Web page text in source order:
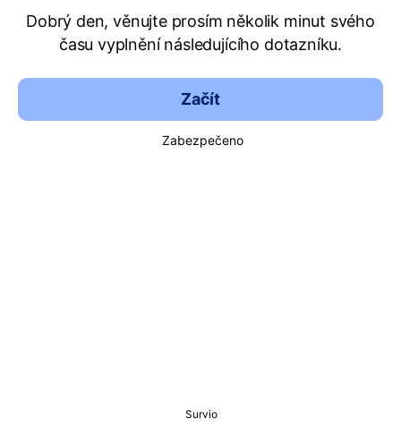
Dobrý den, věnujte prosím několik minut svého
času vyplnění následujícího dotazníku.
Začít
Zabezpečeno
Survio